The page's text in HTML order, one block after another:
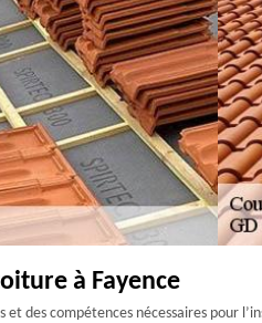
à Fayence
et des compétences nécessaires